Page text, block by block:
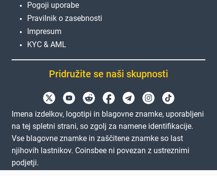
Pogoji uporabe
Pravilnik o zasebnosti
Impresum
KYC & AML
Pridružite se naši skupnosti
Imena izdelkov, logotipi in blagovne znamke, uporabljeni
na tej spletni strani, so zgolj za namene identifikacije.
Vse blagovne znamke in zaščitene znamke so last
njihovih lastnikov. Coinsbee ni povezan z ustreznimi
podjetji.